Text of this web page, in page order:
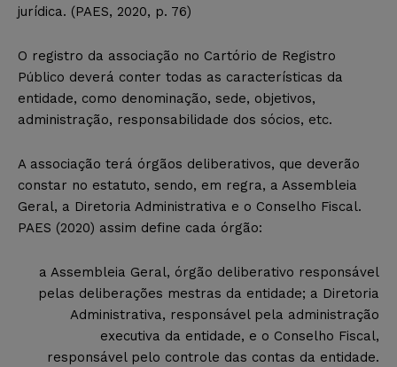
jurídica. (PAES, 2020, p. 76)
O registro da associação no Cartório de Registro
Público deverá conter todas as características da
entidade, como denominação, sede, objetivos,
administração, responsabilidade dos sócios, etc.
A associação terá órgãos deliberativos, que deverão
constar no estatuto, sendo, em regra, a Assembleia
Geral, a Diretoria Administrativa e o Conselho Fiscal.
PAES (2020) assim define cada órgão:
a Assembleia Geral, órgão deliberativo responsável
pelas deliberações mestras da entidade; a Diretoria
Administrativa, responsável pela administração
executiva da entidade, e o Conselho Fiscal,
responsável pelo controle das contas da entidade.